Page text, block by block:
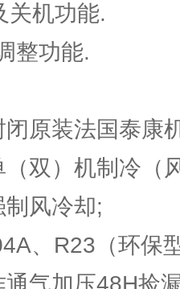
关机功能.
整功能.
原装法国泰康
双）机制冷（
风冷却;
、R23（环保
气加压48H捡